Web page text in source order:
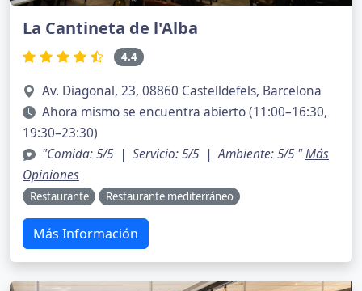
La Cantineta de l'Alba
4.4
Av. Diagonal, 23, 08860 Castelldefels, Barcelona
Ahora mismo se encuentra abierto (11:00–16:30,
19:30–23:30)
"Comida: 5/5 | Servicio: 5/5 | Ambiente: 5/5 "Más
Opiniones
Restaurante Restaurante mediterráneo
Más Información